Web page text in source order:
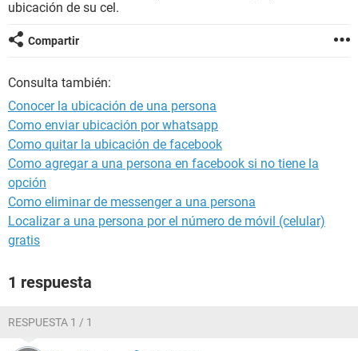
ubicación de su cel.
Compartir
Consulta también:
Conocer la ubicación de una persona
Como enviar ubicación por whatsapp
Como quitar la ubicación de facebook
Como agregar a una persona en facebook si no tiene la
opción
Como eliminar de messenger a una persona
Localizar a una persona por el número de móvil (celular)
gratis
1 respuesta
RESPUESTA 1 / 1